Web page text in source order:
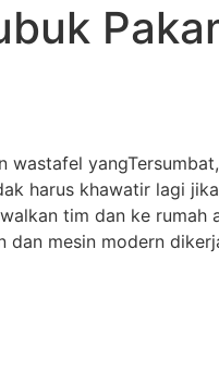
wastafel
harus khawatir lagi
tim dan ke rumah
mesin modern